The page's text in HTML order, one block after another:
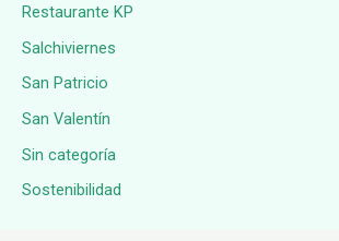
Restaurante KP
Salchiviernes
San Patricio
San Valentín
Sin categoría
Sostenibilidad